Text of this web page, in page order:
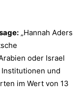
„Hannah Aders
oder Israel
und
im Wert von 13